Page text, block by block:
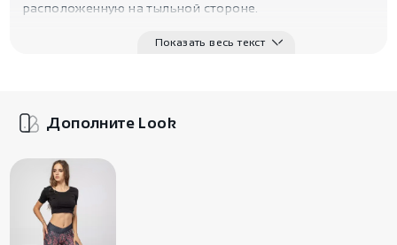
расположенную на тыльной стороне.
узор пейсли чрезвычайно популярен в
достатка, процветания и успеха на всех поприщах.
Показать весь текст
Дополните Look